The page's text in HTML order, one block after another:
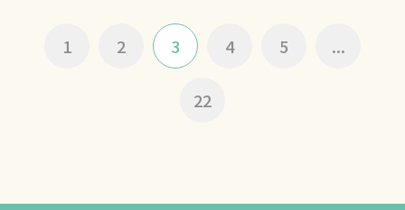
1 2 3 4 5 ...
22